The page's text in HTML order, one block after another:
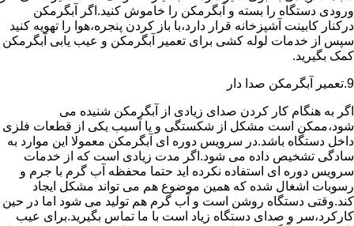
ورودی دستگاه را بسته و آبگرمکن را خاموش کنید.اگر آبگرمکن
درکنار کابینت آشپزخانه قرار دارد،با باز کردن پنجره،هوا را تهویه کنید
سپس از خدمات لوله کشی برای تعمیر آبگرمکن و عیب یابی آبگرمکن
کمک بگیرید.
9.تعمیر آبگرمکن صدا دار
اگر به هنگام کار کردن صدای زیادی از آبگرمکن شنیده می
شود،ممکن است مشکل از شکستگی و یا آسیب یکی از قطعات فلزی
داخل دستگاه باشد.در سرویس دوره ای آبگرمکن معمولا این موارد به
سادگی تشخیص داده می شود.اگر مدت زیادی است که از خدمات
سرویس دوره ای استفاده نکرده اید حتما محفظه آب گرم با جرم و
رسوبات اشغال شده که همین موضوع هم می تواند مشکل ایجاد
کند.وقتی دستگاه روشن است و آب گرم هم تولید می شود اما در حین
کارکرد،سر و صدای دستگاه زیاد است با ما تماس بگیرید.برای عیب